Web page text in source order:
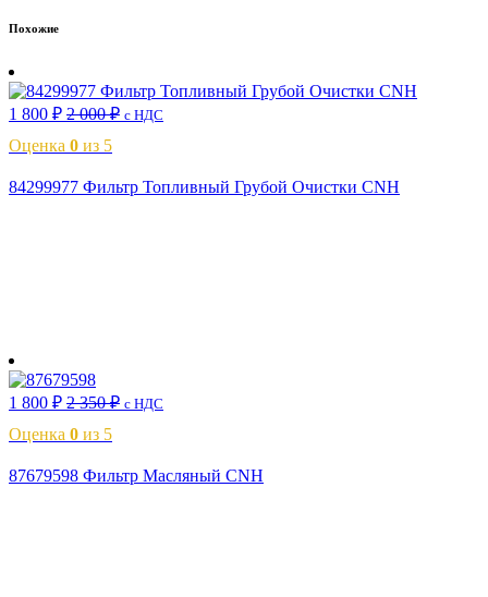
Похожие
1 800 ₽ 2 000₽ с НДС
Оценка 0 из 5
84299977 Фильтр Топливный Грубой Очистки CNH
1 800 ₽ 2 350₽ с НДС
Оценка 0 из 5
87679598 Фильтр Масляный CNH